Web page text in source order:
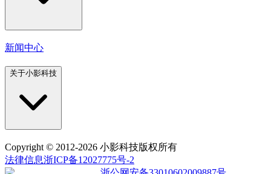
新闻中心
关于小影科技
Copyright © 2012-2026 小影科技版权所有
法律信息浙ICP备12027775号-2